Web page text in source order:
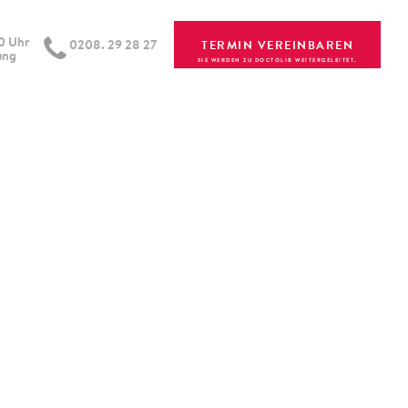
Uhr 0208. 29 28 27 TERMIN VEREINBAREN